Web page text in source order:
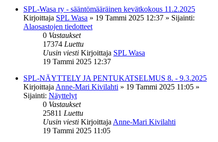
SPL-Wasa ry - sääntömääräinen kevätkokous 11.2.2025
Kirjoittaja SPL Wasa » 19 Tammi 2025 12:37 » Sijainti:
Alaosastojen tiedotteet
0 Vastaukset
17374 Luettu
Uusin viesti Kirjoittaja SPL Wasa
19 Tammi 2025 12:37
SPL-NÄYTTELY JA PENTUKATSELMUS 8. - 9.3.2025
Kirjoittaja Anne-Mari Kivilahti » 19 Tammi 2025 11:05 »
Sijainti: Näyttelyt
0 Vastaukset
25811 Luettu
Uusin viesti Kirjoittaja Anne-Mari Kivilahti
19 Tammi 2025 11:05